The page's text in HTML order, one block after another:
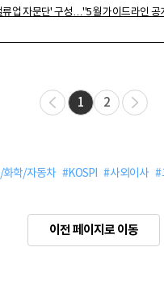
류업 자문단' 구성…"5월 가이드라인 공
1 2
화학/자동차 #KOSPI #사외이사 #
이전 페이지로 이동